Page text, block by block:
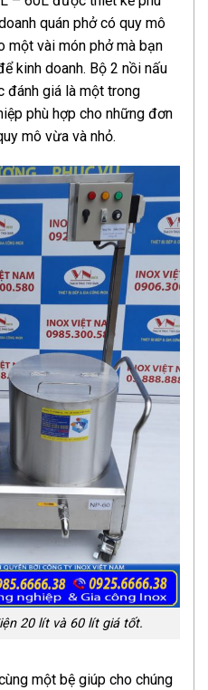
quán phở có quy mô
một vài món phở mà bạn
kinh doanh. Bộ 2 nồi nấu
đánh giá là một trong
phù hợp cho những đơn
mô vừa và nhỏ.
20 lít và 60 lít giá tốt.
một bệ giúp cho chúng